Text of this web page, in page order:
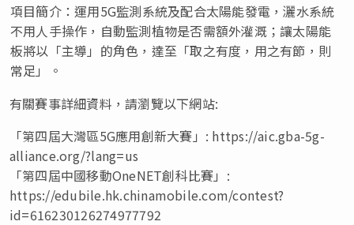
項目簡介：運用5G監測系統及配合太陽能發電，灑水系統
不用人手操作，自動監測植物是否需額外灌溉；讓太陽能
板將以「主導」的角色，達至「取之有度，用之有節，則
常足」。
有關賽事詳細資料，請瀏覽以下網站:
「第四屆大灣區5G應用創新大賽」: https://aic.gba-5g-
alliance.org/?lang=us
「第四屆中國移動OneNET創科比賽」:
https://edubile.hk.chinamobile.com/contest?
id=616230126274977792